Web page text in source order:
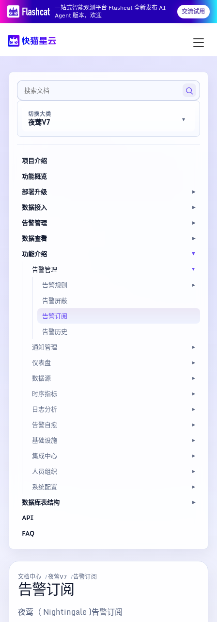
一站式智能观测平台 Flashcat 全新发布 AI
Agent 版本，欢迎
交流试用
切换大类
夜莺V7
项目介绍
功能概览
部署升级
数据接入
告警管理
数据查看
功能介绍
告警管理
告警规则
告警屏蔽
告警订阅
告警历史
通知管理
仪表盘
数据源
时序指标
日志分析
告警自愈
基础设施
集成中心
人员组织
系统配置
数据库表结构
API
FAQ
文档中心 夜莺V7 告警订阅
告警订阅
夜莺（ Nightingale )告警订阅